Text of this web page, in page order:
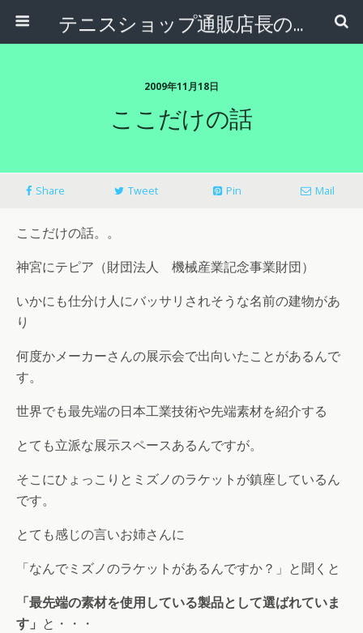
テニスショップ通販店長のブログ＠テニスショップLAFINO 西山克久
2009年11月18日
ここだけの話
Share Tweet Pin Mail
ここだけの話。。
神宮にテピア（財団法人 機械産業記念事業財団）
いかにも仕分け人にバッサリされそうな名前の建物があ
り
何度かメーカーさんの展示会で出向いたことがあるんで
す。
世界でも最先端の日本工業技術や先端素材を紹介する
とても立派な展示スペースあるんですが。
そこにひょっこりとミズノのラケットが鎮座しているん
です。
とても感じの言いお姉さんに
「なんでミズノのラケットがあるんですか？」と聞くと
「最先端の素材を使用している製品として選ばれていま
す」 と・・・